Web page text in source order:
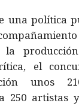
una política
la
el
unos
250 artistas